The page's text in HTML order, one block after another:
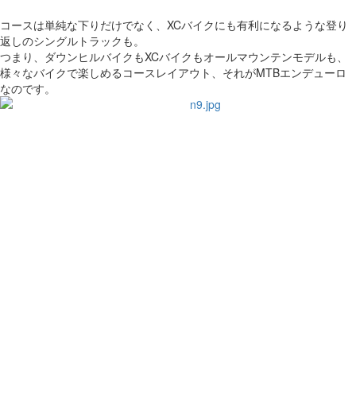
コースは単純な下りだけでなく、XCバイクにも有利になるような登り
返しのシングルトラックも。
つまり、ダウンヒルバイクもXCバイクもオールマウンテンモデルも、
様々なバイクで楽しめるコースレイアウト、それがMTBエンデューロ
なのです。